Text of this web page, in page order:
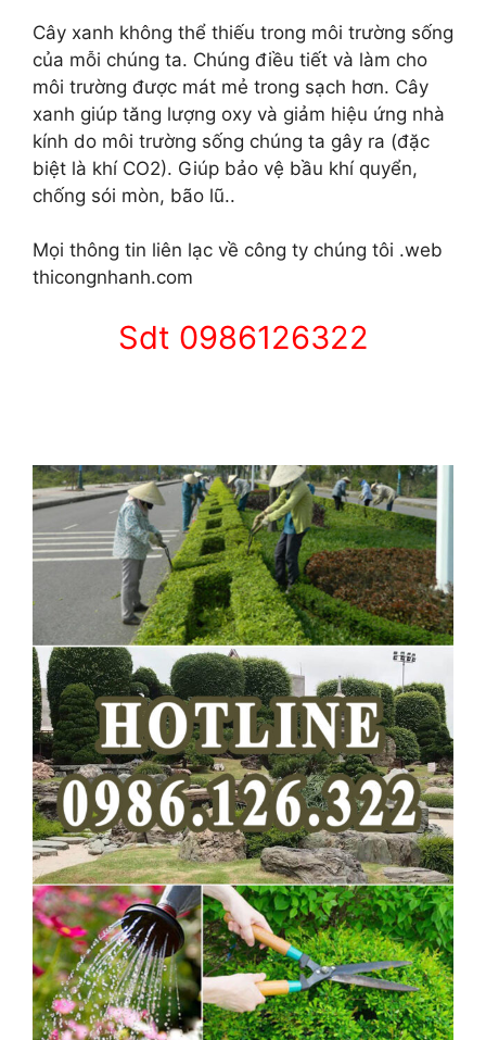
Cây xanh không thể thiếu trong môi trường sống
của mỗi chúng ta. Chúng điều tiết và làm cho
môi trường được mát mẻ trong sạch hơn. Cây
xanh giúp tăng lượng oxy và giảm hiệu ứng nhà
kính do môi trường sống chúng ta gây ra (đặc
biệt là khí CO2). Giúp bảo vệ bầu khí quyển,
chống sói mòn, bão lũ..
Mọi thông tin liên lạc về công ty chúng tôi .web
thicongnhanh.com
Sdt 0986126322